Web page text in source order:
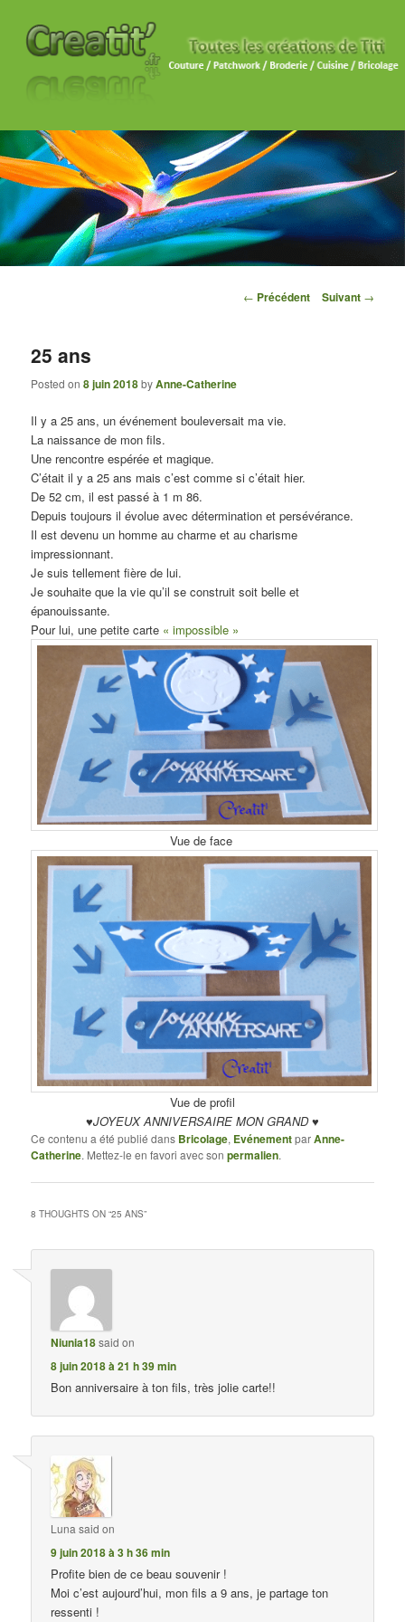
Navigation des articles
← Précédent Suivant →
25 ans
Posted on8 juin 2018byAnne-Catherine
Il y a 25 ans, un événement bouleversait ma vie.
La naissance de mon fils.
Une rencontre espérée et magique.
C’était il y a 25 ans mais c’est comme si c’était hier.
De 52 cm, il est passé à 1 m 86.
Depuis toujours il évolue avec détermination et persévérance.
Il est devenu un homme au charme et au charisme
impressionnant.
Je suis tellement fière de lui.
Je souhaite que la vie qu’il se construit soit belle et
épanouissante.
Pour lui, une petite carte « impossible »
Vue de face
Vue de profil
♥JOYEUX ANNIVERSAIRE MON GRAND ♥
Ce contenu a été publié dans Bricolage, EvénementparAnne-
Catherine. Mettez-le en favori avec sonpermalien.
8 THOUGHTS ON “25 ANS”
Niunia18said on
8 juin 2018 à 21 h 39 min
Bon anniversaire à ton fils, très jolie carte!!
Luna said on
9 juin 2018 à 3 h 36 min
Profite bien de ce beau souvenir !
Moi c’est aujourd’hui, mon fils a 9 ans, je partage ton
ressenti !